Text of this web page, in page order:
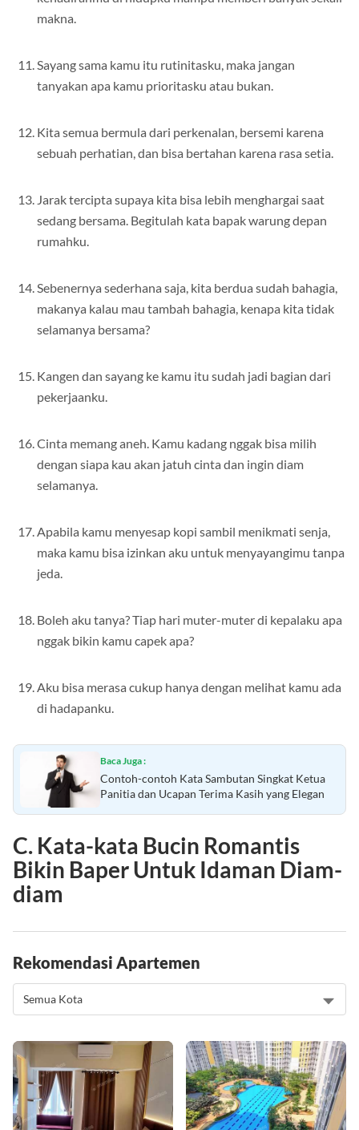
makna.
Sayang sama kamu itu rutinitasku, maka jangan
tanyakan apa kamu prioritasku atau bukan.
Kita semua bermula dari perkenalan, bersemi karena
sebuah perhatian, dan bisa bertahan karena rasa setia.
Jarak tercipta supaya kita bisa lebih menghargai saat
sedang bersama. Begitulah kata bapak warung depan
rumahku.
Sebenernya sederhana saja, kita berdua sudah bahagia,
makanya kalau mau tambah bahagia, kenapa kita tidak
selamanya bersama?
Kangen dan sayang ke kamu itu sudah jadi bagian dari
pekerjaanku.
Cinta memang aneh. Kamu kadang nggak bisa milih
dengan siapa kau akan jatuh cinta dan ingin diam
selamanya.
Apabila kamu menyesap kopi sambil menikmati senja,
maka kamu bisa izinkan aku untuk menyayangimu tanpa
jeda.
Boleh aku tanya? Tiap hari muter-muter di kepalaku apa
nggak bikin kamu capek apa?
Aku bisa merasa cukup hanya dengan melihat kamu ada
di hadapanku.
Baca Juga :
Contoh-contoh Kata Sambutan Singkat Ketua
Panitia dan Ucapan Terima Kasih yang Elegan
C. Kata-kata Bucin Romantis
Bikin Baper Untuk Idaman Diam-
diam
Rekomendasi Apartemen